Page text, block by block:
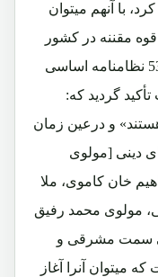
با آنهم میتوان
قوه مقننه در کشور
محسوب نمود. همچنان برطبق ماده 53 نظامنامه اساسی
گردید که:
و درعین زمان
مولوی
خان کاموی، ملا
مولوی محمد رفیق
سمت مشرقی و
که میتوان آنرا آغاز